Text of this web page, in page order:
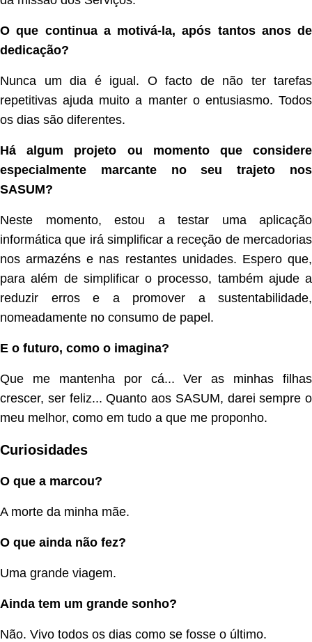
O que continua a motivá-la, após tantos anos de
dedicação?
Nunca um dia é igual. O facto de não ter tarefas
repetitivas ajuda muito a manter o entusiasmo. Todos
os dias são diferentes.
Há algum projeto ou momento que considere
especialmente marcante no seu trajeto nos
SASUM?
Neste momento, estou a testar uma aplicação
informática que irá simplificar a receção de mercadorias
nos armazéns e nas restantes unidades. Espero que,
para além de simplificar o processo, também ajude a
reduzir erros e a promover a sustentabilidade,
nomeadamente no consumo de papel.
E o futuro, como o imagina?
Que me mantenha por cá... Ver as minhas filhas
crescer, ser feliz... Quanto aos SASUM, darei sempre o
meu melhor, como em tudo a que me proponho.
Curiosidades
O que a marcou?
A morte da minha mãe.
O que ainda não fez?
Uma grande viagem.
Ainda tem um grande sonho?
Não. Vivo todos os dias como se fosse o último.